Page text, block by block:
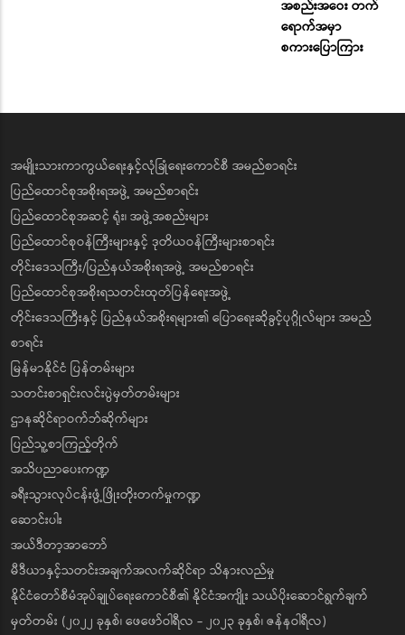
အစည်းအဝေး တက်
ရောက်အမှာ
စကားပြောကြား
အမျိုးသားကာကွယ်ရေးနှင့်လုံခြုံရေးကောင်စီ အမည်စာရင်း
ပြည်ထောင်စုအစိုးရအဖွဲ့ အမည်စာရင်း
ပြည်ထောင်စုအဆင့် ရုံး၊ အဖွဲ့အစည်းများ
ပြည်ထောင်စုဝန်ကြီးများနှင့် ဒုတိယဝန်ကြီးများစာရင်း
တိုင်းဒေသကြီး/ပြည်နယ်အစိုးရအဖွဲ့ အမည်စာရင်း
ပြည်ထောင်စုအစိုးရသတင်းထုတ်ပြန်ရေးအဖွဲ့
တိုင်းဒေသကြီးနှင့် ပြည်နယ်အစိုးရများ၏ ပြောရေးဆိုခွင့်ပုဂ္ဂိုလ်များ အမည်
စာရင်း
မြန်မာနိုင်ငံ ပြန်တမ်းများ
သတင်းစာရှင်းလင်းပွဲမှတ်တမ်းများ
ဌာနဆိုင်ရာဝက်ဘ်ဆိုက်များ
ပြည်သူ့စာကြည့်တိုက်
အသိပညာပေးကဏ္ဍ
ခရီးသွားလုပ်ငန်းဖွံ့ဖြိုးတိုးတက်မှုကဏ္ဍ
ဆောင်းပါး
အယ်ဒီတာ့အာဘော်
မီဒီယာနှင့်သတင်းအချက်အလက်ဆိုင်ရာ သိနားလည်မှု
နိုင်ငံတော်စီမံအုပ်ချုပ်ရေးကောင်စီ၏ နိုင်ငံအကျိုး သယ်ပိုးဆောင်ရွက်ချက်
မှတ်တမ်း (၂၀၂၂ ခုနှစ်၊ ဖေဖော်ဝါရီလ - ၂၀၂၃ ခုနှစ်၊ ဇန်နဝါရီလ)